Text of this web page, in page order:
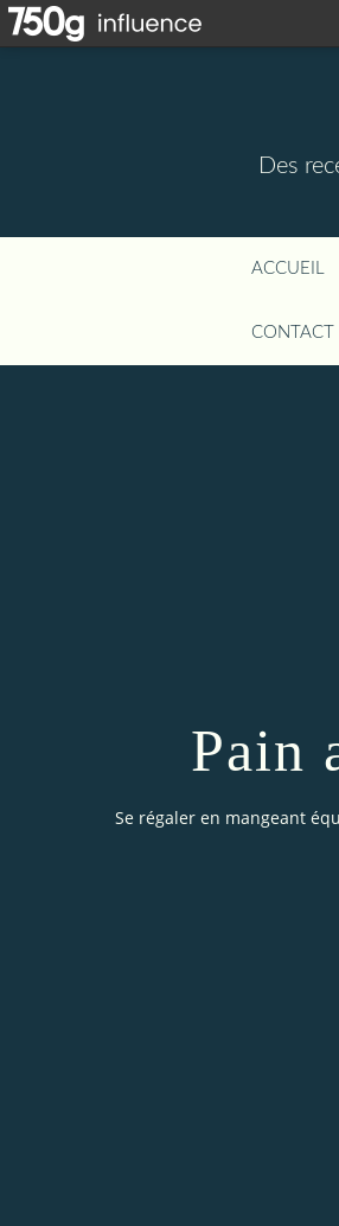
Des
ACCUEIL
CONTACT
Pain
Se régaler en mangeant